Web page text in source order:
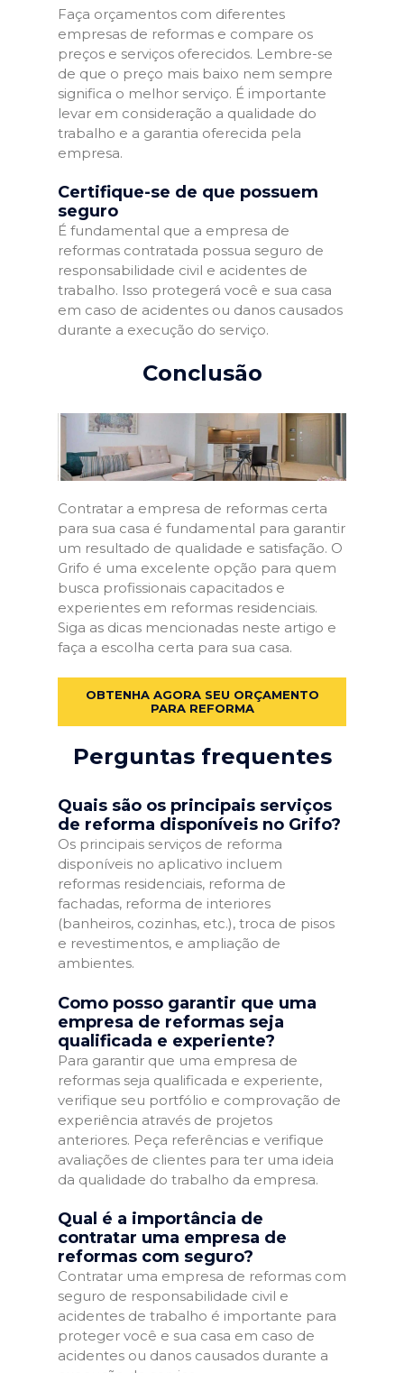
Faça orçamentos com diferentes
empresas de reformas e compare os
preços e serviços oferecidos. Lembre-se
de que o preço mais baixo nem sempre
significa o melhor serviço. É importante
levar em consideração a qualidade do
trabalho e a garantia oferecida pela
empresa.
Certifique-se de que possuem
seguro
É fundamental que a empresa de
reformas contratada possua seguro de
responsabilidade civil e acidentes de
trabalho. Isso protegerá você e sua casa
em caso de acidentes ou danos causados
durante a execução do serviço.
Conclusão
Contratar a empresa de reformas certa
para sua casa é fundamental para garantir
um resultado de qualidade e satisfação. O
Grifo é uma excelente opção para quem
busca profissionais capacitados e
experientes em reformas residenciais.
Siga as dicas mencionadas neste artigo e
faça a escolha certa para sua casa.
OBTENHA AGORA SEU ORÇAMENTO
PARA REFORMA
Perguntas frequentes
Quais são os principais serviços
de reforma disponíveis no Grifo?
Os principais serviços de reforma
disponíveis no aplicativo incluem
reformas residenciais, reforma de
fachadas, reforma de interiores
(banheiros, cozinhas, etc.), troca de pisos
e revestimentos, e ampliação de
ambientes.
Como posso garantir que uma
empresa de reformas seja
qualificada e experiente?
Para garantir que uma empresa de
reformas seja qualificada e experiente,
verifique seu portfólio e comprovação de
experiência através de projetos
anteriores. Peça referências e verifique
avaliações de clientes para ter uma ideia
da qualidade do trabalho da empresa.
Qual é a importância de
contratar uma empresa de
reformas com seguro?
Contratar uma empresa de reformas com
seguro de responsabilidade civil e
acidentes de trabalho é importante para
proteger você e sua casa em caso de
acidentes ou danos causados durante a